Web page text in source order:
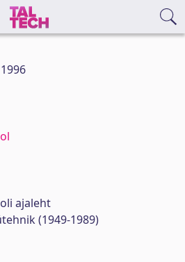
ajaleht
(1949-1989)